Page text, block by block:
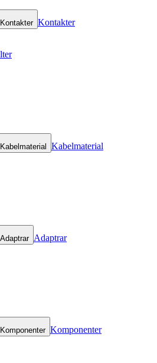
Kontakter
Kabelmaterial
Adaptrar
Komponenter